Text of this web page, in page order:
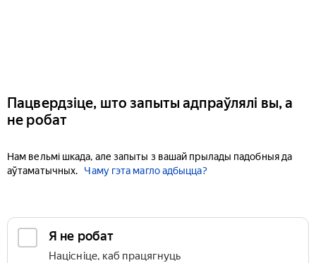
Пацвердзіце, што запыты адпраўлялі вы, а
не робат
Нам вельмі шкада, але запыты з вашай прылады падобныя да
аўтаматычных.
Чаму гэта магло адбыцца?
Я не робат
Націсніце, каб працягнуць